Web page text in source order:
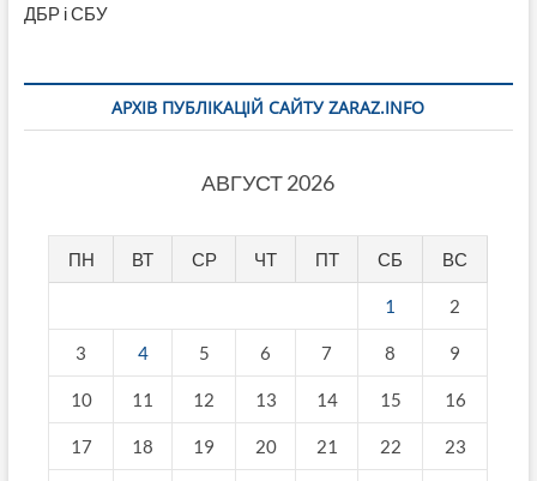
ДБР і СБУ
АРХІВ ПУБЛІКАЦІЙ САЙТУ ZARAZ.INFO
АВГУСТ 2026
ПН ВТ СР ЧТ ПТ СБ ВС
1 2
3 4 5 6 7 8 9
10 11 12 13 14 15 16
17 18 19 20 21 22 23